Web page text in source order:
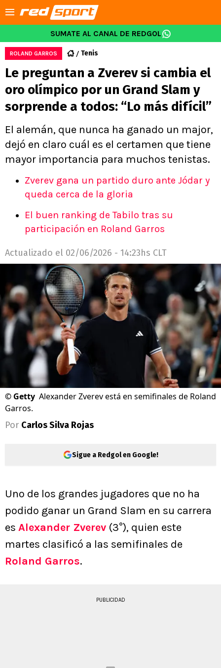
SUMATE AL CANAL DE REDGOL
ROLAND GARROS Tenis
Le preguntan a Zverev si cambia el
oro olímpico por un Grand Slam y
sorprende a todos: “Lo más difícil”
El alemán, que nunca ha ganado un major,
dejó en claro cuál es el certamen que tiene
mayor importancia para muchos tenistas.
Zverev gana un partido duro ante Jódar y
queda cerca de la gloria
El buen ranking de Tabilo tras su
participación en Roland Garros
Actualizado el 02/06/2026 - 14:23hs CLT
© Getty Alexander Zverev está en semifinales de Roland
Garros.
Por Carlos Silva Rojas
Sigue a Redgol en Google!
Uno de los grandes jugadores que no ha
podido ganar un Grand Slam en su carrera
es Alexander Zverev (3°), quien este
martes clasificó a las semifinales de
Roland Garros.
PUBLICIDAD